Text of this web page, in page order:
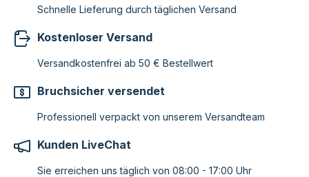
Schnelle Lieferung durch täglichen Versand
Kostenloser Versand
Versandkostenfrei ab 50 € Bestellwert
Bruchsicher versendet
Professionell verpackt von unserem Versandteam
Kunden LiveChat
Sie erreichen uns täglich von 08:00 - 17:00 Uhr